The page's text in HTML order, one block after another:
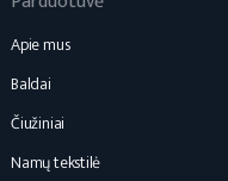
Apie mus
Baldai
Čiužiniai
Namų tekstilė